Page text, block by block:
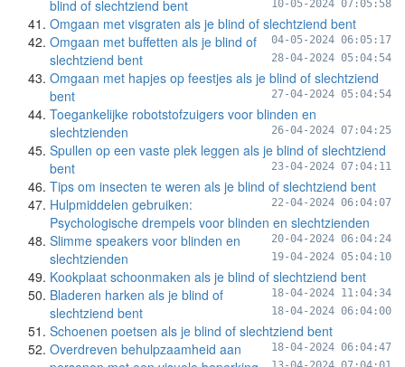
blind of slechtziend bent
10-05-2024 07:05:58
Omgaan met visgraten als je blind of slechtziend bent
04-05-2024 06:05:17
Omgaan met buffetten als je blind of
slechtziend bent
28-04-2024 05:04:54
Omgaan met hapjes op feestjes als je blind of slechtziend
bent
27-04-2024 05:04:54
Toegankelijke robotstofzuigers voor blinden en
slechtzienden
26-04-2024 07:04:25
Spullen op een vaste plek leggen als je blind of slechtziend
bent
23-04-2024 07:04:11
Tips om insecten te weren als je blind of slechtziend bent
22-04-2024 06:04:07
Hulpmiddelen gebruiken:
Psychologische drempels voor blinden en slechtzienden
20-04-2024 06:04:24
Slimme speakers voor blinden en
slechtzienden
19-04-2024 05:04:10
Kookplaat schoonmaken als je blind of slechtziend bent
18-04-2024 11:04:34
Bladeren harken als je blind of
slechtziend bent
18-04-2024 06:04:00
Schoenen poetsen als je blind of slechtziend bent
18-04-2024 06:04:47
Overdreven behulpzaamheid aan